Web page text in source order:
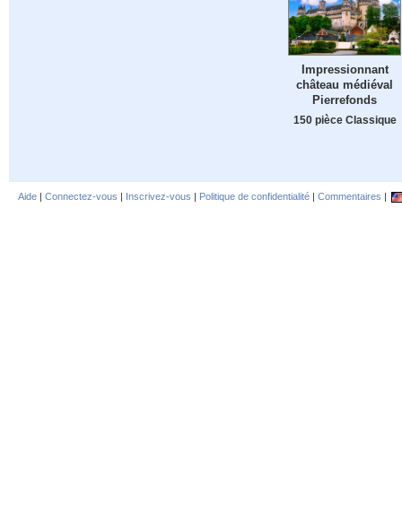
Impressionnant
château médiéval
Pierrefonds
150 pièce Classique
Aide | Connectez-vous | Inscrivez-vous | Politique de confidentialité | Commentaires |